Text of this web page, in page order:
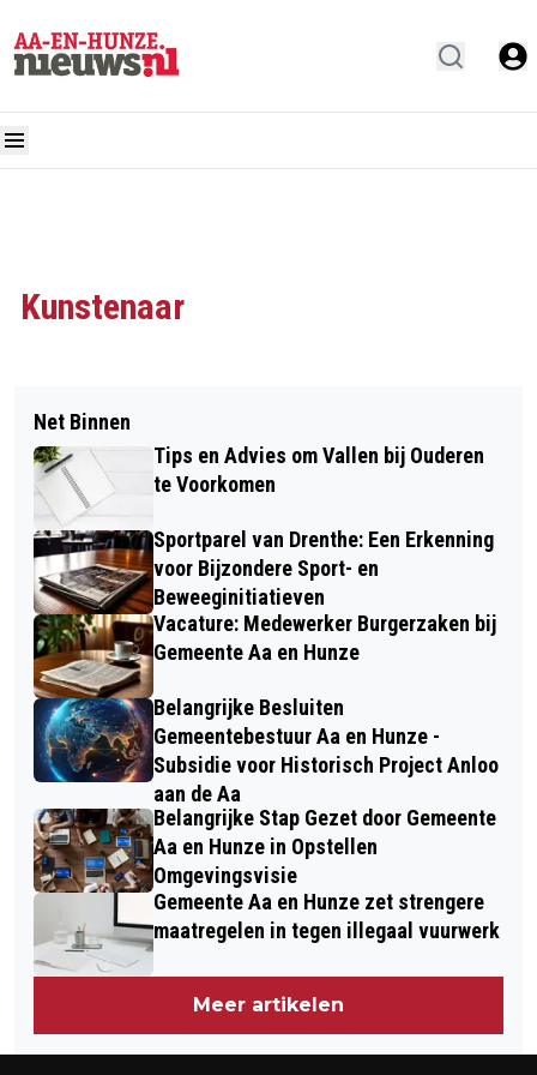
Kunstenaar
Net Binnen
Tips en Advies om Vallen bij Ouderen
te Voorkomen
Sportparel van Drenthe: Een Erkenning
voor Bijzondere Sport- en
Beweeginitiatieven
Vacature: Medewerker Burgerzaken bij
Gemeente Aa en Hunze
Belangrijke Besluiten
Gemeentebestuur Aa en Hunze -
Subsidie voor Historisch Project Anloo
aan de Aa
Belangrijke Stap Gezet door Gemeente
Aa en Hunze in Opstellen
Omgevingsvisie
Gemeente Aa en Hunze zet strengere
maatregelen in tegen illegaal vuurwerk
Meer artikelen